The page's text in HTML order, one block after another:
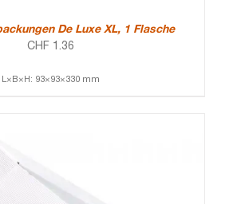
De Luxe XL, 1 Flasche
CHF 1.36
L×B×H: 93×93×330 mm